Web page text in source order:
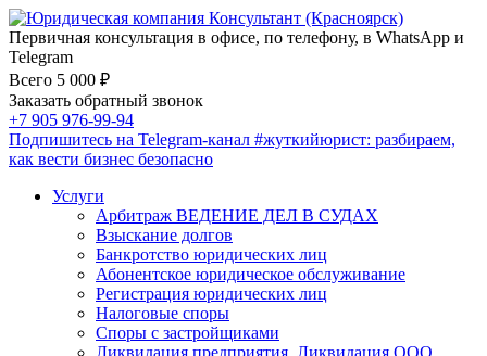
Первичная консультация в офисе, по телефону, в WhatsApp и
Telegram
Всего 5 000 ₽
Заказать обратный звонок
+7 905 976-99-94
Подпишитесь на Telegram-канал #жуткийюрист: разбираем,
как вести бизнес безопасно
Услуги
Арбитраж ВЕДЕНИЕ ДЕЛ В СУДАХ
Взыскание долгов
Банкротство юридических лиц
Абонентское юридическое обслуживание
Регистрация юридических лиц
Налоговые споры
Споры с застройщиками
Ликвидация предприятия. Ликвидация ООО